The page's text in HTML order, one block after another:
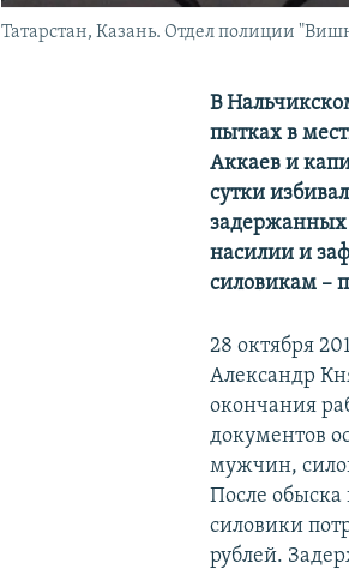
Татарстан, Казань. Отдел полиции
В
пытках в
Аккаев и
сутки
задержанных
насилии и
силовикам –
28 октября
Александр
окончания
документов
мужчин,
После обыска
силовики
рублей.